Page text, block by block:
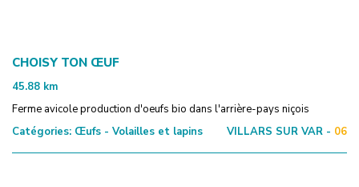
CHOISY TON ŒUF
45.88 km
Ferme avicole production d'oeufs bio dans l'arrière-pays niçois
Catégories: Œufs - Volailles et lapins VILLARS SUR VAR - 06